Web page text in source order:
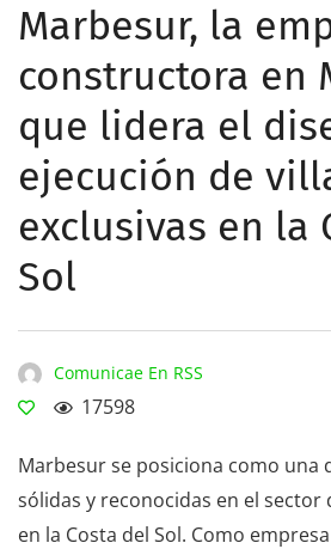
Marbesur, la
constructora en
que lidera el
ejecución de
exclusivas en la
Sol
Comunicae En RSS
17598
Marbesur se posiciona como una
sólidas y reconocidas en el sector
en la Costa del Sol. Como